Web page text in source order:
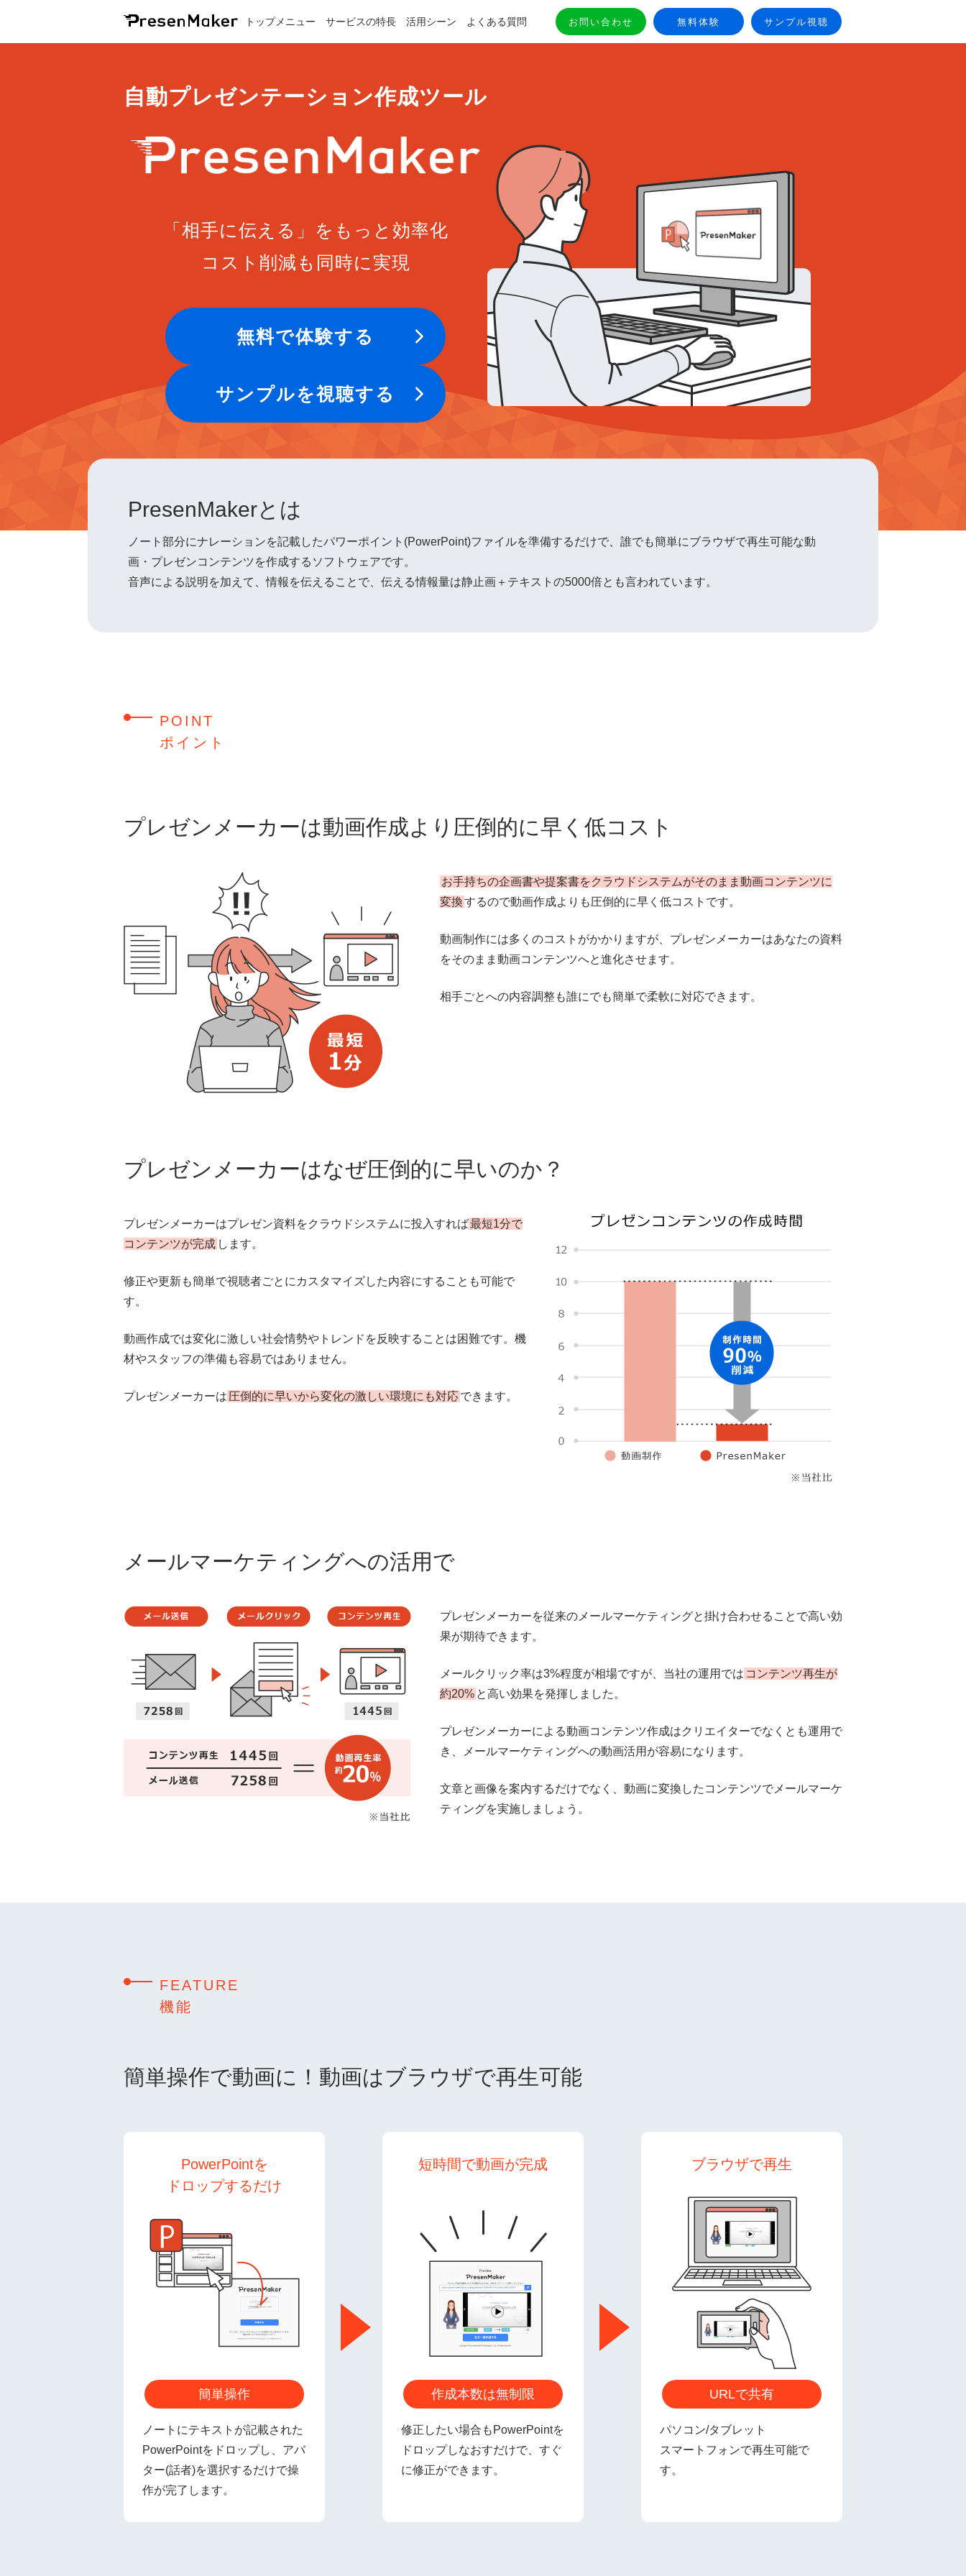
トップメニュー サービスの特長 活用シーン よくある質問 お問い合わせ 無料体験 サンプル視聴
自動プレゼンテーション作成ツール
「相手に伝える」をもっと効率化
コスト削減も同時に実現
無料で体験する
サンプルを視聴する
PresenMakerとは
ノート部分にナレーションを記載したパワーポイント(PowerPoint)ファイルを準備するだけで、誰でも簡単にブラウザで再生可能な動
画・プレゼンコンテンツを作成するソフトウェアです。
音声による説明を加えて、情報を伝えることで、伝える情報量は静止画＋テキストの5000倍とも言われています。
POINT
ポイント
プレゼンメーカーは動画作成より圧倒的に早く低コスト
お手持ちの企画書や提案書をクラウドシステムがそのまま動画コンテンツに
変換するので動画作成よりも圧倒的に早く低コストです。
動画制作には多くのコストがかかりますが、プレゼンメーカーはあなたの資料
をそのまま動画コンテンツへと進化させます。
相手ごとへの内容調整も誰にでも簡単で柔軟に対応できます。
プレゼンメーカーはなぜ圧倒的に早いのか？
プレゼンメーカーはプレゼン資料をクラウドシステムに投入すれば最短1分で
コンテンツが完成 します。
修正や更新も簡単で視聴者ごとにカスタマイズした内容にすることも可能で
す。
動画作成では変化に激しい社会情勢やトレンドを反映することは困難です。機
材やスタッフの準備も容易ではありません。
プレゼンメーカーは 圧倒的に早いから変化の激しい環境にも対応できます。
メールマーケティングへの活用で
プレゼンメーカーを従来のメールマーケティングと掛け合わせることで高い効
果が期待できます。
メールクリック率は3%程度が相場ですが、当社の運用では コンテンツ再生が
約20% と高い効果を発揮しました。
プレゼンメーカーによる動画コンテンツ作成はクリエイターでなくとも運用で
き、メールマーケティングへの動画活用が容易になります。
文章と画像を案内するだけでなく、動画に変換したコンテンツでメールマーケ
ティングを実施しましょう。
FEATURE
機能
簡単操作で動画に！ 動画はブラウザで再生可能
PowerPointを
ドロップするだけ
簡単操作
ノートにテキストが記載された
PowerPointをドロップし、アバ
ター(話者)を選択するだけで操
作が完了します。
短時間で動画が完成
作成本数は無制限
修正したい場合もPowerPointを
ドロップしなおすだけで、すぐ
に修正ができます。
ブラウザで再生
URLで共有
パソコン/タブレット
スマートフォンで再生可能で
す。